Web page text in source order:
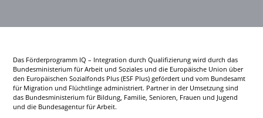
Das Förderprogramm IQ – Integration durch Qualifizierung wird durch das
Bundesministerium für Arbeit und Soziales und die Europäische Union über
den Europäischen Sozialfonds Plus (ESF Plus) gefördert und vom Bundesamt
für Migration und Flüchtlinge administriert. Partner in der Umsetzung sind
das Bundesministerium für Bildung, Familie, Senioren, Frauen und Jugend
und die Bundesagentur für Arbeit.